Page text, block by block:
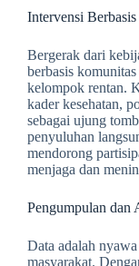
Intervensi
Bergerak dari
berbasis
kelompok rentan.
kader kesehatan,
sebagai ujung
penyuluhan
mendorong
menjaga dan
Pengumpulan dan
Data adalah
masyarakat.